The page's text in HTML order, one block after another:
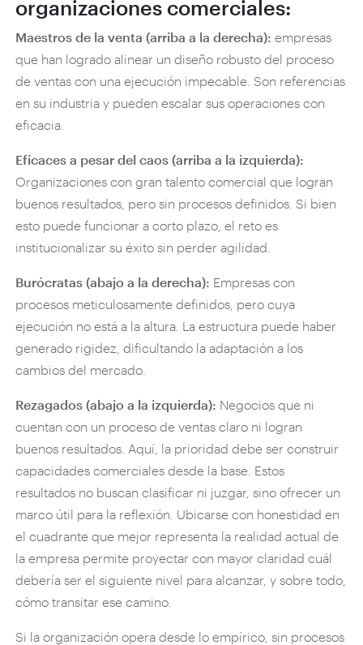
organizaciones comerciales:
Maestros de la venta (arriba a la derecha): empresas
que han logrado alinear un diseño robusto del proceso
de ventas con una ejecución impecable. Son referencias
en su industria y pueden escalar sus operaciones con
eficacia.
Eficaces a pesar del caos (arriba a la izquierda):
Organizaciones con gran talento comercial que logran
buenos resultados, pero sin procesos definidos. Si bien
esto puede funcionar a corto plazo, el reto es
institucionalizar su éxito sin perder agilidad.
Burócratas (abajo a la derecha): Empresas con
procesos meticulosamente definidos, pero cuya
ejecución no está a la altura. La estructura puede haber
generado rigidez, dificultando la adaptación a los
cambios del mercado.
Rezagados (abajo a la izquierda): Negocios que ni
cuentan con un proceso de ventas claro ni logran
buenos resultados. Aquí, la prioridad debe ser construir
capacidades comerciales desde la base. Estos
resultados no buscan clasificar ni juzgar, sino ofrecer un
marco útil para la reflexión. Ubicarse con honestidad en
el cuadrante que mejor representa la realidad actual de
la empresa permite proyectar con mayor claridad cuál
debería ser el siguiente nivel para alcanzar, y sobre todo,
cómo transitar ese camino.
Si la organización opera desde lo empírico, sin procesos